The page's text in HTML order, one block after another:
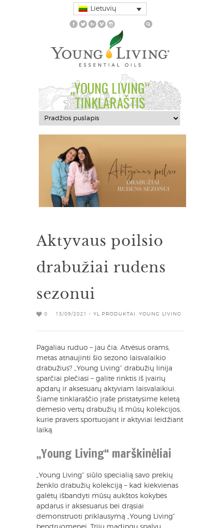
Lietuvių
„YOUNG LIVING“
TINKLARAŠTIS
Aktyvaus poilsio
drabužiai rudens
sezonui
0 13/09/2021 - YL PRODUKTAI YOUNG LIVING
Pagaliau ruduo – jau čia. Atvėsus orams,
metas atnaujinti šio sezono laisvalaikio
drabužius? „Young Living“ drabužių linija
sparčiai plečiasi – galite rinktis iš įvairių
apdarų ir aksesuarų aktyviam laisvalaikiui.
Šiame tinklaraščio įraše pristatysime keletą
dėmesio vertų drabužių iš mūsų kolekcijos,
kurie pravers sportuojant ir aktyviai leidžiant
laiką.
„Young Living“ marškinėliai
„Young Living“ siūlo specialią savo prekių
ženklo drabužių kolekciją – kad kiekvienas
galėtų išbandyti mūsų aukštos kokybės
apdarus ir aksesuarus bei drąsiai
demonstruoti priklausymą „Young Living“